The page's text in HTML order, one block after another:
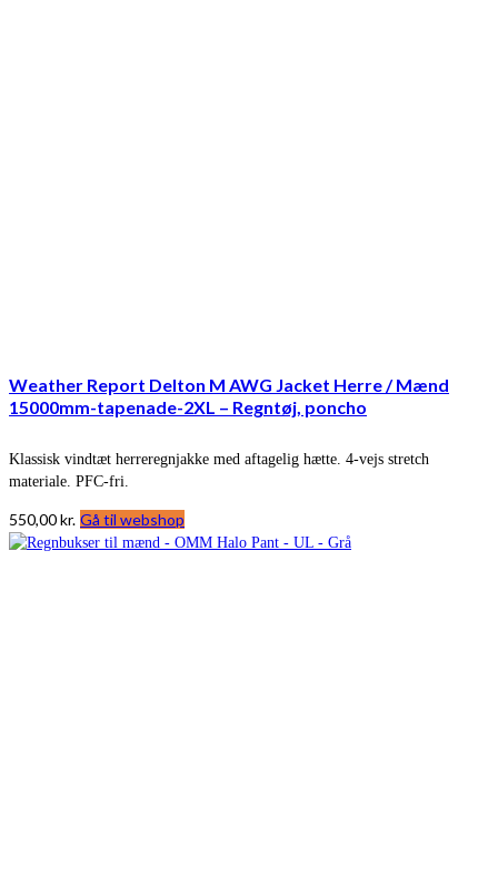
Weather Report Delton M AWG Jacket Herre / Mænd
15000mm-tapenade-2XL – Regntøj, poncho
Klassisk vindtæt herreregnjakke med aftagelig hætte. 4-vejs stretch
materiale. PFC-fri.
550,00kr. Gå til webshop